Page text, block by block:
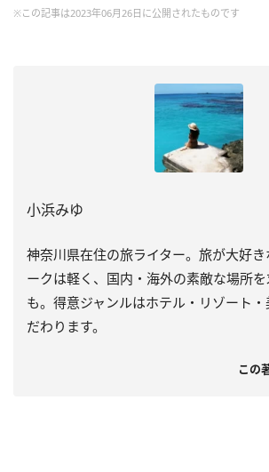
※この記事は2023年06月26日に公開されたものです
小浜みゆ
神奈川県在住の旅ライター。旅が大好
ークは軽く、国内・海外の素敵な場所
も。得意ジャンルはホテル・リゾート・
だわります。
この